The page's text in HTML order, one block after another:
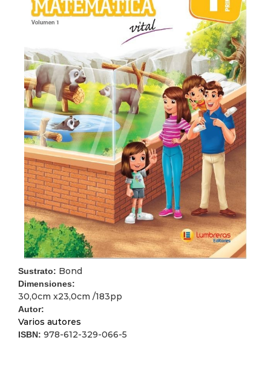
Sustrato: Bond
Dimensiones:
30,0cm x23,0cm /183pp
Autor:
Varios autores
ISBN: 978-612-329-066-5